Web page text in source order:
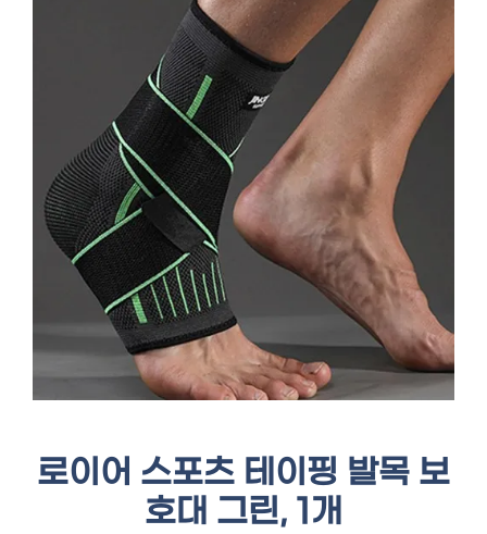
로이어 스포츠 테이핑 발목 보
호대 그린, 1개